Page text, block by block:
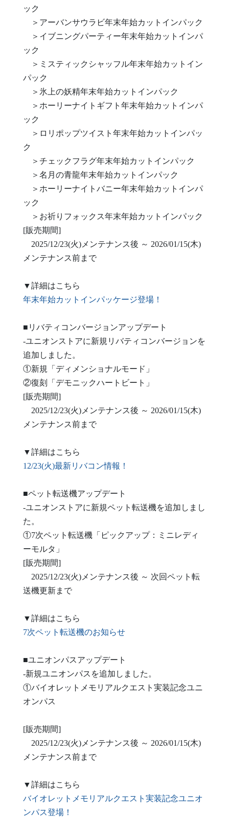
ック
＞アーバンサウラビ年末年始カットインパック
＞イブニングパーティー年末年始カットインパ
ック
＞ミスティックシャッフル年末年始カットイン
パック
＞氷上の妖精年末年始カットインパック
＞ホーリーナイトギフト年末年始カットインパ
ック
＞ロリポップツイスト年末年始カットインパッ
ク
＞チェックフラグ年末年始カットインパック
＞名月の青龍年末年始カットインパック
＞ホーリーナイトバニー年末年始カットインパ
ック
＞お祈りフォックス年末年始カットインパック
[販売期間]
2025/12/23(火)メンテナンス後 ～ 2026/01/15(木)
メンテナンス前まで
▼詳細はこちら
年末年始カットインパッケージ登場！
■リバティコンバージョンアップデート
-ユニオンストアに新規リバティコンバージョンを
追加しました。
①新規「ディメンショナルモード」
②復刻「デモニックハートビート」
[販売期間]
2025/12/23(火)メンテナンス後 ～ 2026/01/15(木)
メンテナンス前まで
▼詳細はこちら
12/23(火)最新リバコン情報！
■ペット転送機アップデート
-ユニオンストアに新規ペット転送機を追加しまし
た。
①7次ペット転送機「ピックアップ：ミニレディ
ーモルタ」
[販売期間]
2025/12/23(火)メンテナンス後 ～ 次回ペット転
送機更新まで
▼詳細はこちら
7次ペット転送機のお知らせ
■ユニオンパスアップデート
-新規ユニオンパスを追加しました。
①バイオレットメモリアルクエスト実装記念ユニ
オンパス
[販売期間]
2025/12/23(火)メンテナンス後 ～ 2026/01/15(木)
メンテナンス前まで
▼詳細はこちら
バイオレットメモリアルクエスト実装記念ユニオ
ンパス登場！